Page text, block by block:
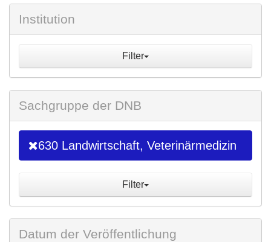
Institution
Filter
Sachgruppe der DNB
630 Landwirtschaft, Veterinärmedizin
Filter
Datum der Veröffentlichung